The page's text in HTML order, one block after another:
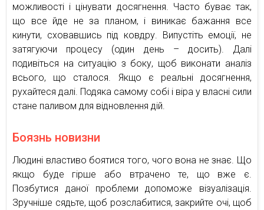
можливості і цінувати досягнення. Часто буває так,
що все йде не за планом, і виникає бажання все
кинути, сховавшись під ковдру. Випустіть емоції, не
затягуючи процесу (один день – досить). Далі
подивіться на ситуацію з боку, щоб виконати аналіз
всього, що сталося. Якщо є реальні досягнення,
рухайтеся далі. Подяка самому собі і віра у власні сили
стане паливом для відновлення дій.
Боязнь новизни
Людині властиво боятися того, чого вона не знає. Що
якщо буде гірше або втрачено те, що вже є.
Позбутися даної проблеми допоможе візуалізація.
Зручніше сядьте, щоб розслабитися, закрийте очі, щоб